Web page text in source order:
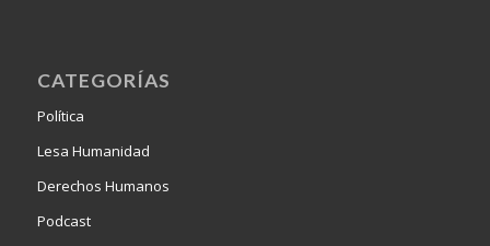
CATEGORÍAS
Política
Lesa Humanidad
Derechos Humanos
Podcast